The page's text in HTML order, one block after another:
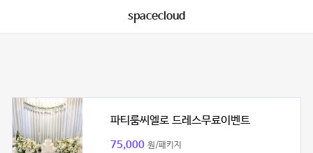
spacecloud
파티룸씨엘로 드레스무료이벤트
75,000 원/패키지